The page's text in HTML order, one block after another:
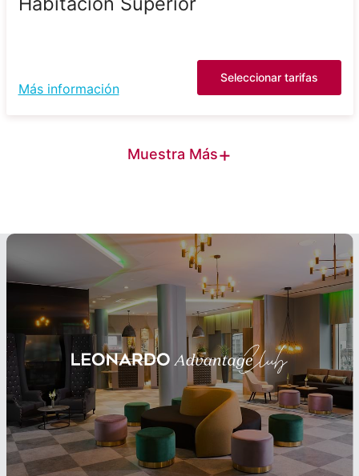
Más información
Seleccionar tarifas
Muestra Más+